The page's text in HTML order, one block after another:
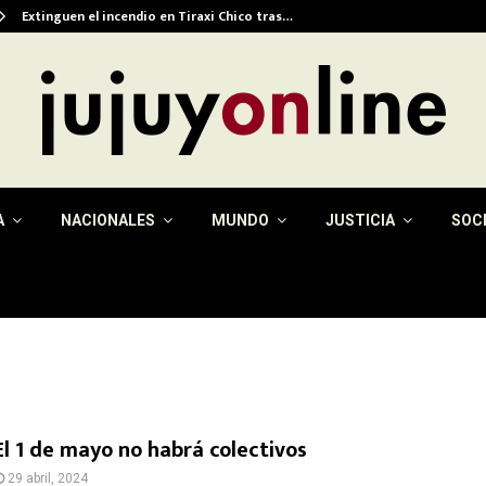
Extinguen el incendio en Tiraxi Chico tras…
NACIONALES MUNDO JUSTICIA
1 de mayo no habrá colectivos
29 abril, 2024